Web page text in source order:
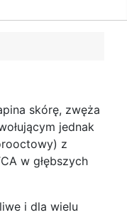
skórę, zwęża
jednak
z
w głębszych
i dla wielu